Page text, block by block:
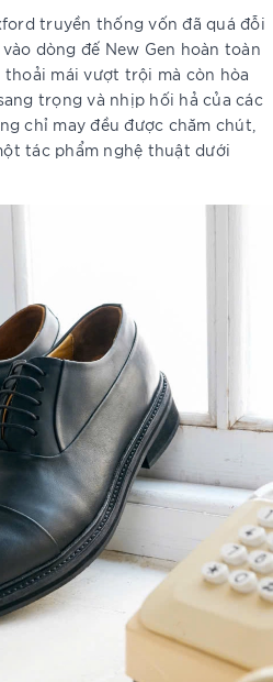
truyền thống vốn đã quá đỗi
dòng đế New Gen hoàn toàn
mái vượt trội mà còn hòa
trọng và nhịp hối hả của các
chỉ may đều được chăm chút,
tác phẩm nghệ thuật dưới